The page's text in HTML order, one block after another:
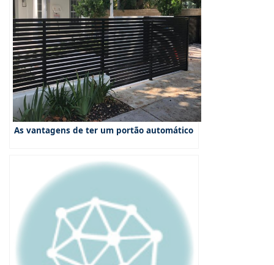
As vantagens de ter um portão automático